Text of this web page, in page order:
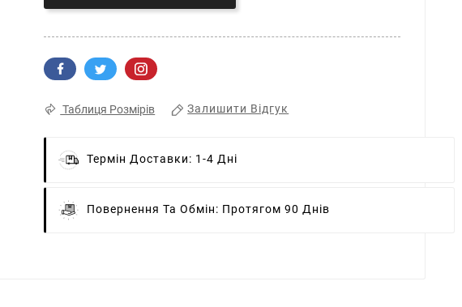
Таблиця Розмірів Залишити Відгук
Термін Доставки: 1-4 Дні
Повернення Та Обмін: Протягом 90 Днів